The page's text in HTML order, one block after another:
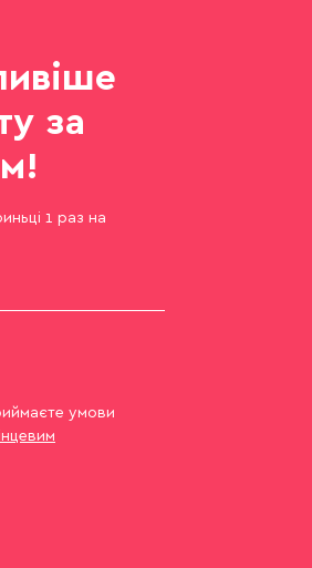
за
1 раз на
умови